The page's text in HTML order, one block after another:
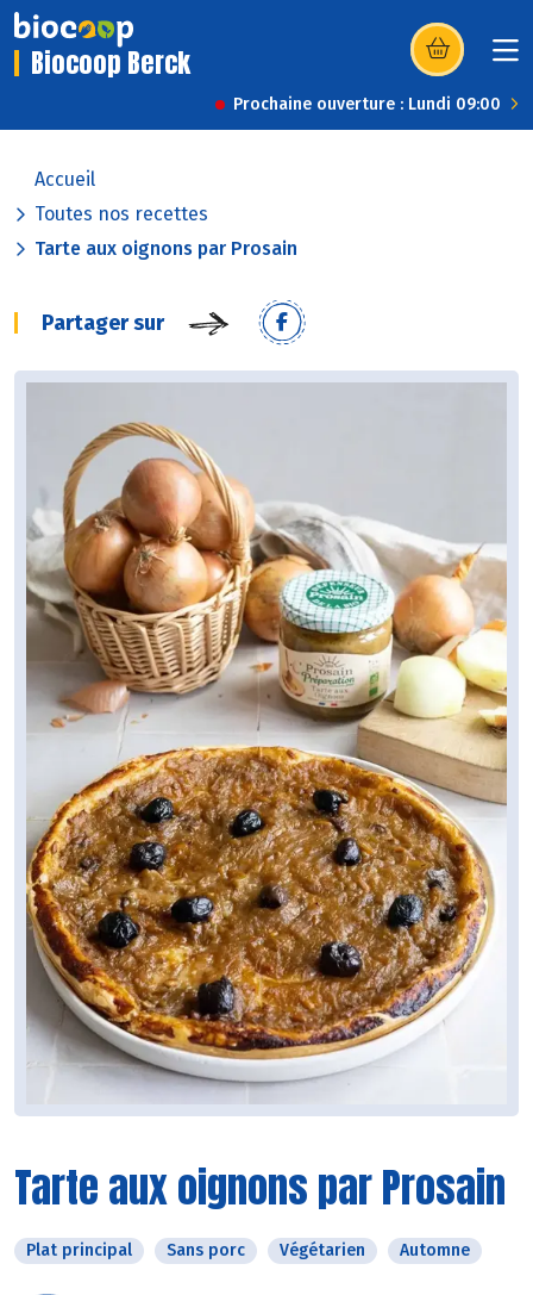
Biocoop Berck (s’ouvre dans
Prochaine ouverture : Lundi 09:00
Accueil
Toutes nos recettes
Tarte aux oignons par Prosain
Partager sur
Tarte aux oignons par Prosain
Plat principal Sans porc Végétarien Automne